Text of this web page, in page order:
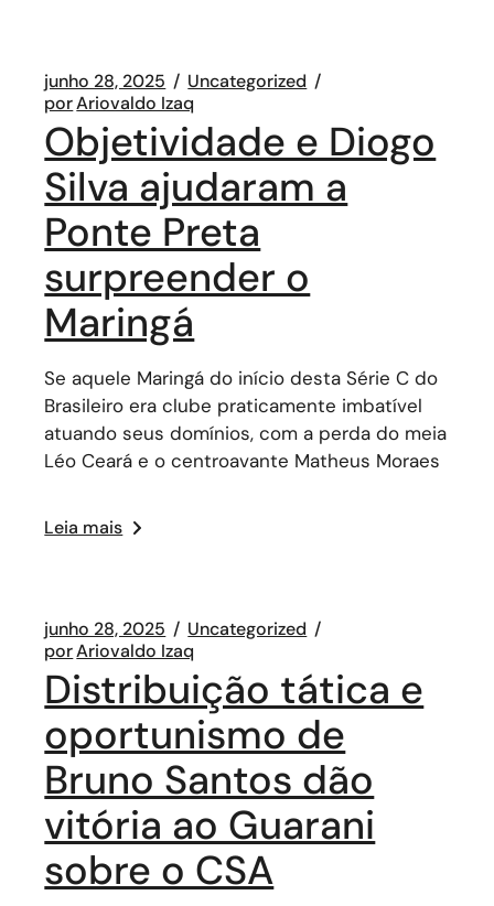
junho 28, 2025
Uncategorized
porAriovaldo Izaq
Objetividade e Diogo
Silva ajudaram a
Ponte Preta
surpreender o
Maringá
Se aquele Maringá do início desta Série C do
Brasileiro era clube praticamente imbatível
atuando seus domínios, com a perda do meia
Léo Ceará e o centroavante Matheus Moraes
Leia mais
junho 28, 2025
Uncategorized
porAriovaldo Izaq
Distribuição tática e
oportunismo de
Bruno Santos dão
vitória ao Guarani
sobre o CSA